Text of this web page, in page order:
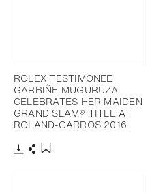
ROLEX TESTIMONEE
GARBIÑE MUGURUZA
CELEBRATES HER MAIDEN
GRAND SLAM® TITLE AT
ROLAND-GARROS 2016